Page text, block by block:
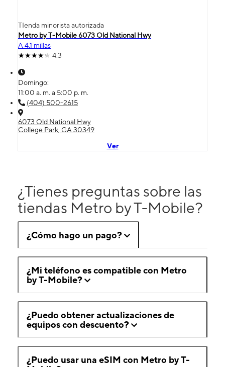
TIenda minorista autorizada
Metro by T-Mobile 6073 Old National Hwy
A 4.1 millas
4.3
Domingo:
11:00 a. m. a 5:00 p. m.
(404) 500-2615
6073 Old National Hwy
College Park, GA 30349
Ver
¿Tienes preguntas sobre las
tiendas Metro by T-Mobile?
¿Cómo hago un pago?
¿Mi teléfono es compatible con Metro
by T-Mobile?
¿Puedo obtener actualizaciones de
equipos con descuento?
¿Puedo usar una eSIM con Metro by T-